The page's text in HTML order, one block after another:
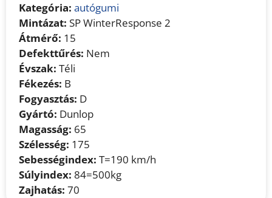
Kategória: autógumi
Mintázat: SP WinterResponse 2
Átmérő: 15
Defekttűrés: Nem
Évszak: Téli
Fékezés: B
Fogyasztás: D
Gyártó: Dunlop
Magasság: 65
Szélesség: 175
Sebességindex: T=190 km/h
Súlyindex: 84=500kg
Zajhatás: 70